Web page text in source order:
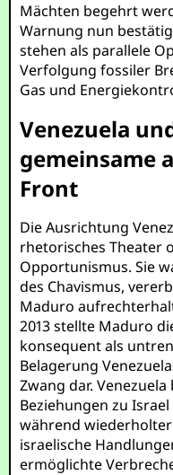
Mächten begehrt
Warnung nun
stehen als parallele
Verfolgung fossiler
Gas und
Venezuela
gemeinsame
Front
Die Ausrichtung
rhetorisches Theater
Opportunismus. Sie
des Chavismus,
Maduro
2013 stellte Maduro
konsequent als
Belagerung
Zwang dar.
Beziehungen zu
während
israelische
ermöglichte